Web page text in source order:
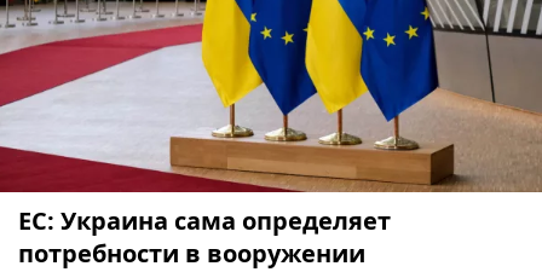
ЕС: Украина сама определяет
потребности в вооружении